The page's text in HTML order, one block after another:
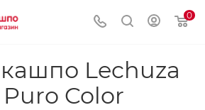
0
Lechuza
Color